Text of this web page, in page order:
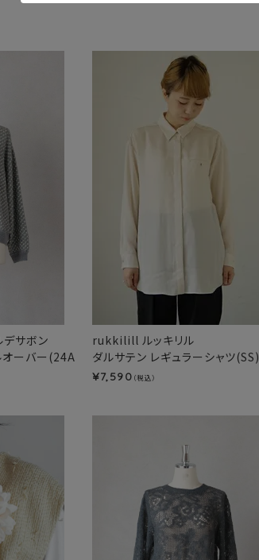
サボン
ーバー(24A
rukkilill ルッキリル
ダルサテン レギュラーシャツ(SS)
¥7,590 （税込）